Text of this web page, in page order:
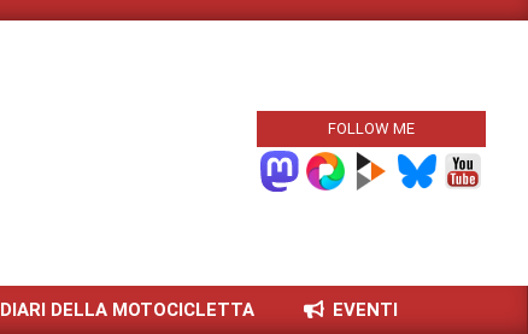
FOLLOW ME
DIARI DELLA MOTOCICLETTA EVENTI